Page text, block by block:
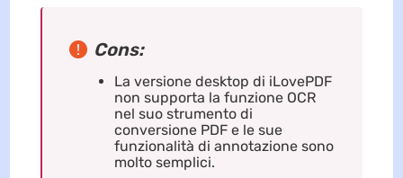
Cons:
La versione desktop di iLovePDF
non supporta la funzione OCR
nel suo strumento di
conversione PDF e le sue
funzionalità di annotazione sono
molto semplici.